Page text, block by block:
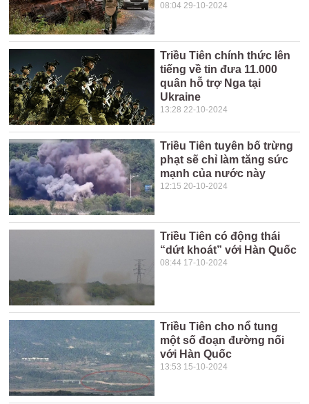
08:04 29-10-2024
Triều Tiên chính thức lên
tiếng về tin đưa 11.000
quân hỗ trợ Nga tại
Ukraine
13:28 22-10-2024
Triều Tiên tuyên bố trừng
phạt sẽ chỉ làm tăng sức
mạnh của nước này
12:15 20-10-2024
Triều Tiên có động thái
“dứt khoát” với Hàn Quốc
08:44 17-10-2024
Triều Tiên cho nổ tung
một số đoạn đường nối
với Hàn Quốc
13:53 15-10-2024